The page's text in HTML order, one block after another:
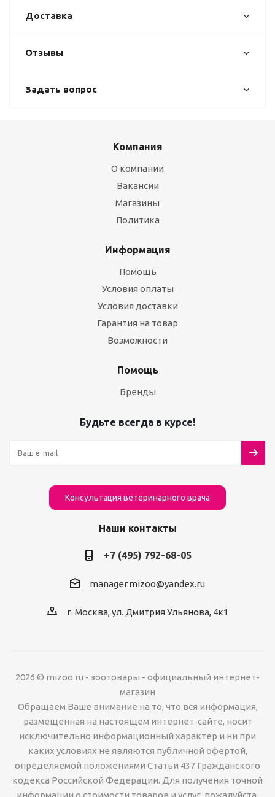
Доставка
Отзывы
Задать вопрос
Компания
О компании
Вакансии
Магазины
Политика
Информация
Помощь
Условия оплаты
Условия доставки
Гарантия на товар
Возможности
Помощь
Бренды
Будьте всегда в курсе!
Консультация ветеринарного врача
Наши контакты
+7 (495) 792-68-05
manager.mizoo@yandex.ru
г. Москва, ул. Дмитрия Ульянова, 4к1
2026 © mizoo.ru - зоотовары - официальный интернет-
магазин
Обращаем Ваше внимание на то, что вся информация,
размещенная на настоящем интернет-сайте, носит
исключительно информационный характер и ни при
каких условиях не являются публичной офертой,
определяемой положениями Статьи 437 Гражданского
кодекса Российской Федерации. Для получения точной
информации о стоимости товаров и услуг, пожалуйста,